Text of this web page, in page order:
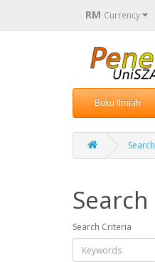
RM Currency
Buku Ilmiah
Search
Search
Search Criteria